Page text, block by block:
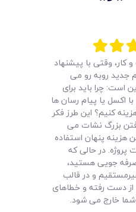
کار، وقتی با پیشنهاد
روبه رو می
است: چرا باید برای
اکسل یا پیام رسان ها
کنیم؟ این طرز فکر
بزرگ نشات می
هزینه پنهان استفاده
پروژه. در حالی که
جویی هستید،
و در قالب
دست رفته و خطاهای
خارج می شود.